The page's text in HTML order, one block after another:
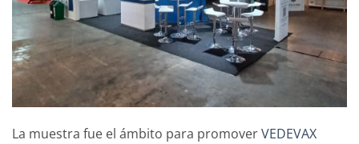
La muestra fue el ámbito para promoverVEDEVAX